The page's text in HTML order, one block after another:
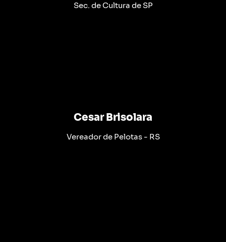
Sec. de Cultura de SP
Cesar Brisolara
Vereador de Pelotas - RS